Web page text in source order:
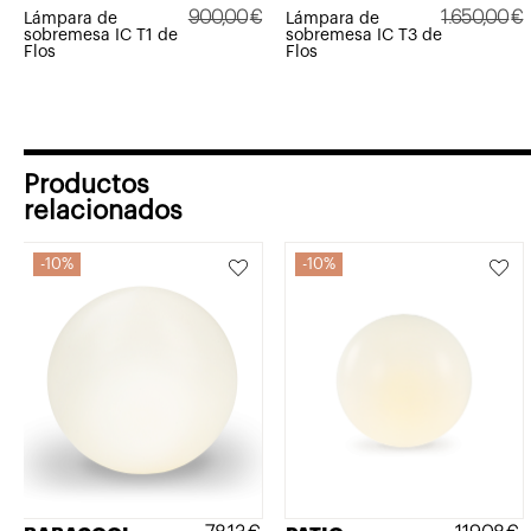
Lámpara de
sobremesa IC T1 de
Flos
900,00€
Lámpara de
sobremesa IC T3 de
Flos
1.650,00€
El
El
Productos
relacionados
10% 10%